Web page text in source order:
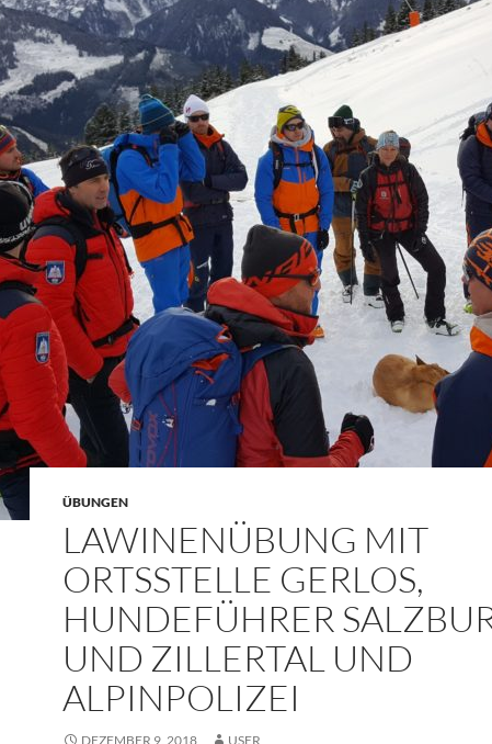
ÜBUNGEN
LAWINENÜBUNG MIT
ORTSSTELLE GERLOS,
HUNDEFÜHRER
UND ZILLERTAL UND
ALPINPOLIZEI
DEZEMBER 9, 2018 USER